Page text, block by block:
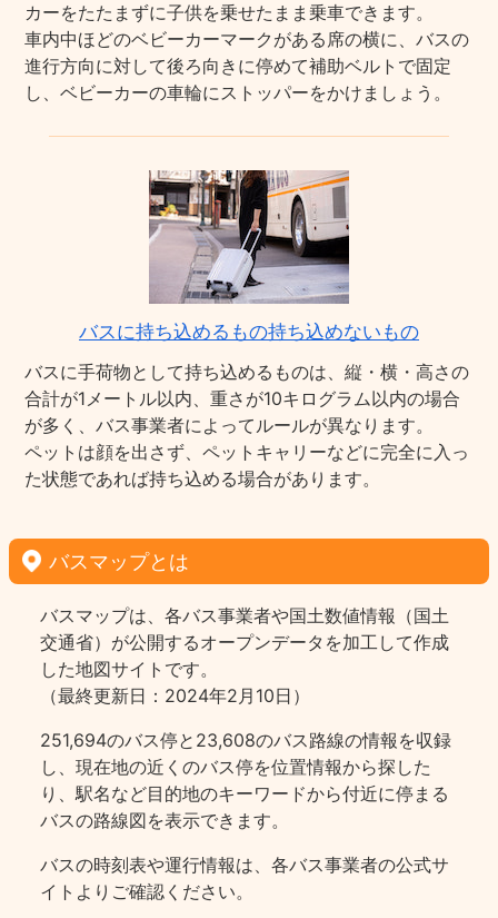
カーをたたまずに子供を乗せたまま乗車できます。
車内中ほどのベビーカーマークがある席の横に、バスの
進行方向に対して後ろ向きに停めて補助ベルトで固定
し、ベビーカーの車輪にストッパーをかけましょう。
バスに持ち込めるもの持ち込めないもの
バスに手荷物として持ち込めるものは、縦・横・高さの
合計が1メートル以内、重さが10キログラム以内の場合
が多く、バス事業者によってルールが異なります。
ペットは顔を出さず、ペットキャリーなどに完全に入っ
た状態であれば持ち込める場合があります。
バスマップとは
バスマップは、各バス事業者や国土数値情報（国土
交通省）が公開するオープンデータを加工して作成
した地図サイトです。
（最終更新日：2024年2月10日）
251,694のバス停と23,608のバス路線の情報を収録
し、現在地の近くのバス停を位置情報から探した
り、駅名など目的地のキーワードから付近に停まる
バスの路線図を表示できます。
バスの時刻表や運行情報は、各バス事業者の公式サ
イトよりご確認ください。